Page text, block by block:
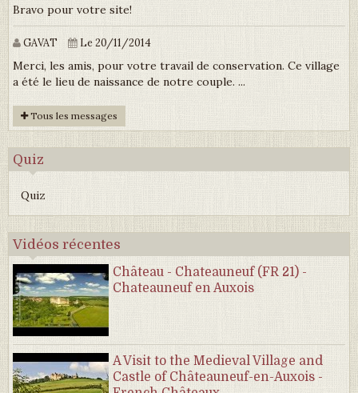
Bravo pour votre site!
GAVAT Le 20/11/2014
Merci, les amis, pour votre travail de conservation. Ce village
a été le lieu de naissance de notre couple. ...
Tous les messages
Quiz
Quiz
Vidéos récentes
Château - Chateauneuf (FR 21) -
Chateauneuf en Auxois
A Visit to the Medieval Village and
Castle of Châteauneuf-en-Auxois -